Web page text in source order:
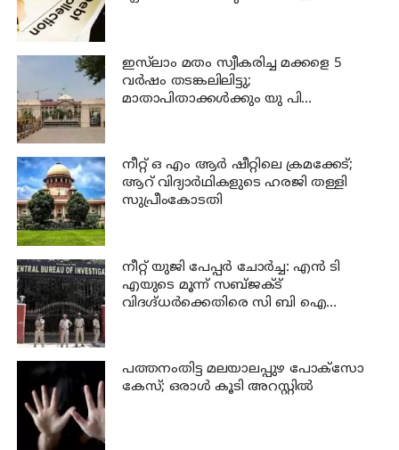
ഇസ്‍ലാം മതം സ്വീകരിച്ച മക്കളെ 5
വർഷം തടങ്കലിലിട്ടു;
മാതാപിതാക്കൾക്കും യു പി
നീറ്റ് ഒ എം ആര്‍ ഷീറ്റിലെ ക്രമക്കേട്;
ആറ് വിദ്യാര്‍ഥികളുടെ ഹരജി തള്ളി
സുപ്രീംകോടതി
നീറ്റ് യുജി പേപ്പർ ചോർച്ച: എൻ ടി
എയുടെ മൂന്ന് സബ്ജക്ട്
വിദഗ്ദ്ധർക്കെതിരെ സി ബി ഐ
പത്തനംതിട്ട മലയാലപ്പുഴ പോക്സോ
കേസ്; ഒരാള്‍ കൂടി അറസ്റ്റില്‍